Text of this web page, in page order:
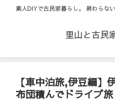
素人DIYで古民家暮らし。 終わらな
里山と古民
【車中泊旅,伊豆編】
布団積んでドライブ旅